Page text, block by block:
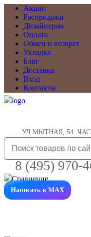
Акции
Распродажи
Дизайнерам
Оплата
Обмен и возврат
Укладка
Блог
Доставка
Вход
Контакты
УЛ.МЫТНАЯ, 54.
8 (495) 970-
Написать в MAX